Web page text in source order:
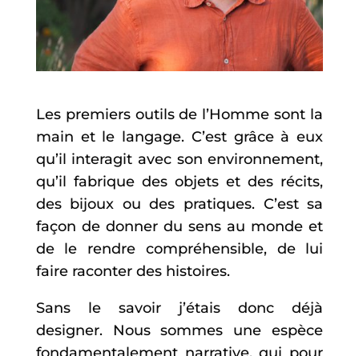
Les premiers outils de l’Homme sont la
main et le langage. C’est grâce à eux
qu’il interagit avec son environnement,
qu’il fabrique des objets et des récits,
des bijoux ou des pratiques. C’est sa
façon de donner du sens au monde et
de le rendre compréhensible, de lui
faire raconter des histoires.
Sans le savoir j’étais donc déjà
designer. Nous sommes une espèce